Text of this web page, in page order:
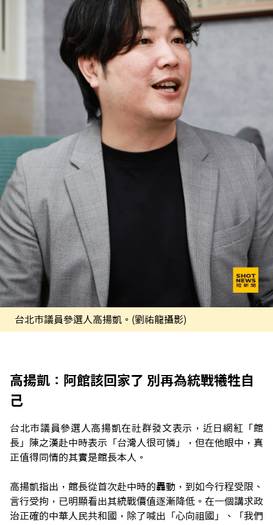
台北市議員參選人高揚凱。(劉祐龍攝影)
高揚凱：阿館該回家了 別再為統戰犧牲自
己
台北市議員參選人高揚凱在社群發文表示，近日網紅「館
長」陳之漢赴中時表示「台灣人很可憐」，但在他眼中，真
正值得同情的其實是館長本人。
高揚凱指出，館長從首次赴中時的轟動，到如今行程受限、
言行受拘，已明顯看出其統戰價值逐漸降低。在一個講求政
治正確的中華人民共和國，除了喊出「心向祖國」、「我們